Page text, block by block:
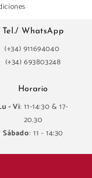
Tel./ WhatsApp
(+34) 911694040
(+34) 693803248
Horario
- Vi: 11-14:30 & 17-
20.30
Sábado: 11 - 14:30